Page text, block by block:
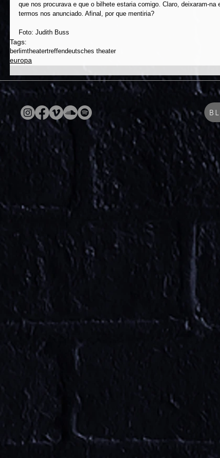
que nos procurava e que o bilhete estaria comigo. Claro, deixaram-
termos nos anunciado. Afinal, por que mentiria?
Foto: Judith Buss
Tags:
berlimtheatertreffendeutsches theater
europa